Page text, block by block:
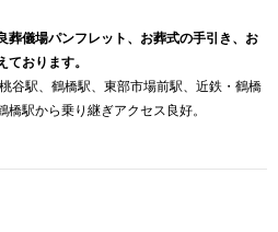
葬儀場パンフレット、お葬式の手引き、お
おります。
谷駅、鶴橋駅、東部市場前駅、近鉄・鶴橋
駅から乗り継ぎアクセス良好。